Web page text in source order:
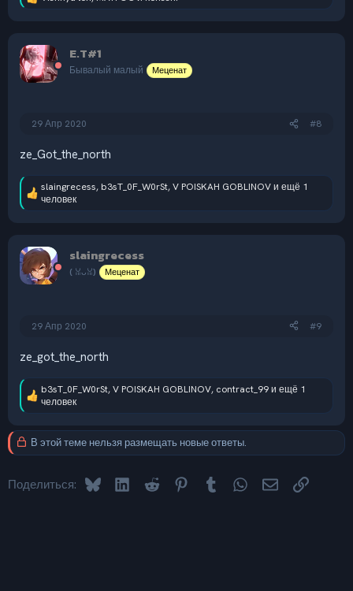
ц
и
и
E.T#1
Бывалый малый Меценат
29 Апр 2020 #8
ze_Got_the_north
Р
е
ц
и
и
:
slaingrecess, b3sT_0F_W0rSt,V POISKAH GOBLINOVи ещё 1
человек
slaingrecess
( ꈍᴗꈍ) Меценат
29 Апр 2020 #9
ze_got_the_north
Р
е
к
ц
:
b3sT_0F_W0rSt,V POISKAH GOBLINOV, contract_99и ещё 1
человек
В этой теме нельзя размещать новые ответы.
Поделиться: Bluesky LinkedInReddit PinterestTumblr WhatsApp
Электронная
Ссылка